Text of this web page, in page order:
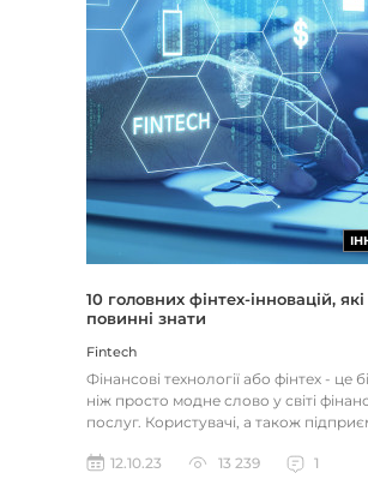
10 головних фінтех-інновацій,
повинні знати
Fintech
Фінансові технології або фінтех - це
ніж просто модне слово у світі
послуг. Користувачі, а також
12.10.23
13 239 1